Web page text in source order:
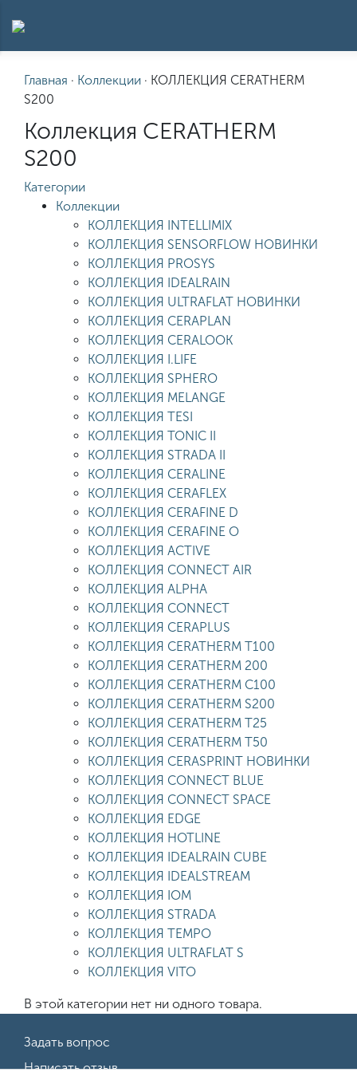
Главная · Коллекции · КОЛЛЕКЦИЯ CERATHERM
S200
Коллекция CERATHERM
S200
Категории
Коллекции
КОЛЛЕКЦИЯ INTELLIMIX
КОЛЛЕКЦИЯ SENSORFLOW НОВИНКИ
КОЛЛЕКЦИЯ PROSYS
КОЛЛЕКЦИЯ IDEALRAIN
КОЛЛЕКЦИЯ ULTRAFLAT НОВИНКИ
КОЛЛЕКЦИЯ CERAPLAN
КОЛЛЕКЦИЯ CERALOOK
КОЛЛЕКЦИЯ I.LIFE
КОЛЛЕКЦИЯ SPHERO
КОЛЛЕКЦИЯ MELANGE
КОЛЛЕКЦИЯ TESI
КОЛЛЕКЦИЯ TONIC II
КОЛЛЕКЦИЯ STRADA II
КОЛЛЕКЦИЯ CERALINE
КОЛЛЕКЦИЯ CERAFLEX
КОЛЛЕКЦИЯ CERAFINE D
КОЛЛЕКЦИЯ CERAFINE O
КОЛЛЕКЦИЯ ACTIVE
КОЛЛЕКЦИЯ CONNECT AIR
КОЛЛЕКЦИЯ ALPHA
КОЛЛЕКЦИЯ CONNECT
КОЛЛЕКЦИЯ CERAPLUS
КОЛЛЕКЦИЯ CERATHERM T100
КОЛЛЕКЦИЯ CERATHERM 200
КОЛЛЕКЦИЯ CERATHERM C100
КОЛЛЕКЦИЯ CERATHERM S200
КОЛЛЕКЦИЯ CERATHERM T25
КОЛЛЕКЦИЯ CERATHERM T50
КОЛЛЕКЦИЯ CERASPRINT НОВИНКИ
КОЛЛЕКЦИЯ CONNECT BLUE
КОЛЛЕКЦИЯ CONNECT SPACE
КОЛЛЕКЦИЯ EDGE
КОЛЛЕКЦИЯ HOTLINE
КОЛЛЕКЦИЯ IDEALRAIN CUBE
КОЛЛЕКЦИЯ IDEALSTREAM
КОЛЛЕКЦИЯ IOM
КОЛЛЕКЦИЯ STRADA
КОЛЛЕКЦИЯ TEMPO
КОЛЛЕКЦИЯ ULTRAFLAT S
КОЛЛЕКЦИЯ VITO
В этой категории нет ни одного товара.
Задать вопрос
Написать отзыв